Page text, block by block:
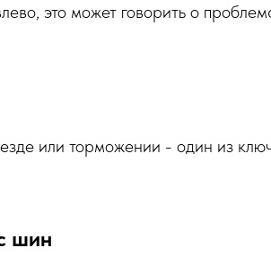
это может говорить о
или торможении - один из
шин